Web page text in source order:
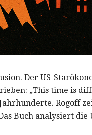
Der US-
„This time is
Rogoff
Buch analysiert die